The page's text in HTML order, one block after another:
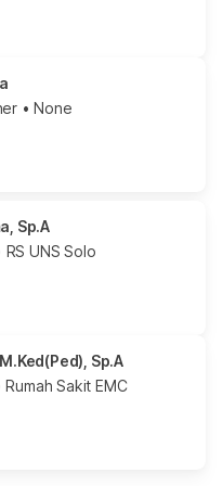
• None
Sp.A
RS UNS Solo
Sp.A
Rumah Sakit EMC